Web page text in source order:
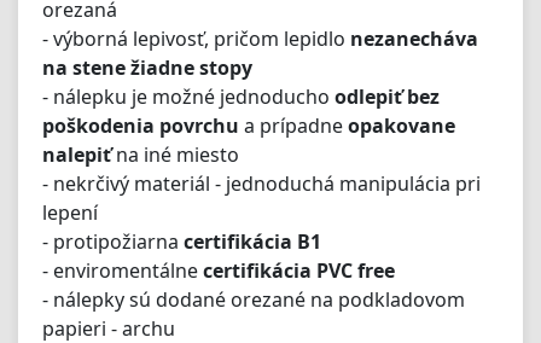
orezaná
- výborná lepivosť, pričom lepidlo nezanecháva
na stene žiadne stopy
- nálepku je možné jednoducho odlepiť bez
poškodenia povrchu a prípadneopakovane
nalepiťna iné miesto
- nekrčivý materiál - jednoduchá manipulácia pri
lepení
- protipožiarna certifikácia B1
- enviromentálnecertifikácia PVC free
- nálepky sú dodané orezané na podkladovom
papieri - archu